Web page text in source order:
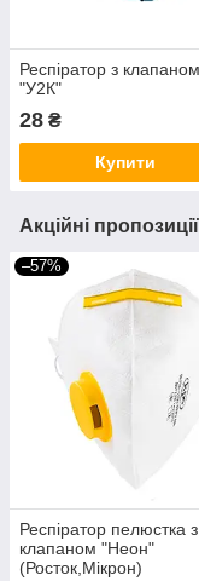
Респіратор з клапаном
"У2К"
28 ₴
Купити
Акційні
–57%
Респіратор пелюстка з
клапаном "Неон"
(Росток,Мікрон)